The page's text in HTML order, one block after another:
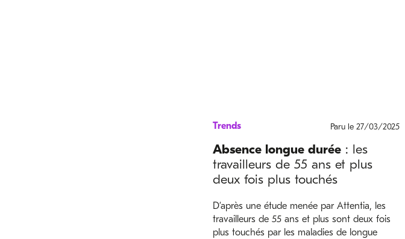
Trends Paru le 27/03/2025
Absence longue durée: les
travailleurs de 55 ans et plus
deux fois plus touchés
D’après une étude menée par Attentia, les
travailleurs de 55 ans et plus sont deux fois
plus touchés par les maladies de longue